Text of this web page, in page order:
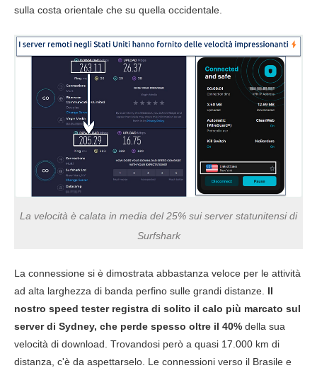
Australia
Download
Upload
Ping
Upload
Ping
144 ms
146.26 Mbps
62.01 Mbps
180 ms
54.79 Mbps
225 ms
152 ms
142 Mbps
115.86 Mbps
173 ms
85.31 Mbps
211 ms
sulla costa orientale che su quella occidentale.
La velocità è calata in media del 25% sui server statunitensi di
Surfshark
La connessione si è dimostrata abbastanza veloce per le attività
ad alta larghezza di banda perfino sulle grandi distanze. Il
nostro speed tester registra di solito il calo più marcato sul
server di Sydney, che perde spesso oltre il 40% della sua
velocità di download. Trovandosi però a quasi 17.000 km di
distanza, c'è da aspettarselo. Le connessioni verso il Brasile e